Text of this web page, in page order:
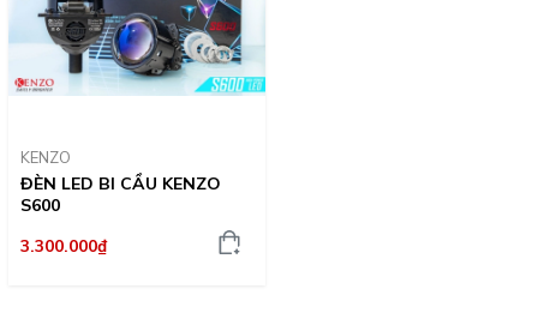
KENZO
ĐÈN LED BI CẦU KENZO
S600
3.300.000₫